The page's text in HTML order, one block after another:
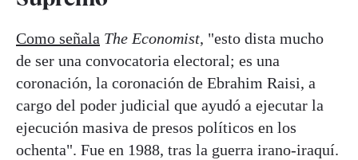
Como señala The Economist, "esto dista mucho
de ser una convocatoria electoral; es una
coronación, la coronación de Ebrahim Raisi, a
cargo del poder judicial que ayudó a ejecutar la
ejecución masiva de presos políticos en los
ochenta". Fue en 1988, tras la guerra irano-iraquí.